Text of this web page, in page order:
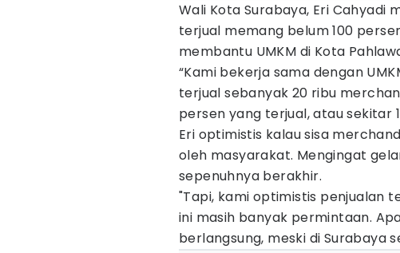
Wali Kota Surabaya, Eri Cahyadi
terjual memang belum 100
membantu UMKM di Kota
“Kami bekerja sama dengan
terjual sebanyak 20 ribu
persen yang terjual, atau sekitar
Eri optimistis kalau sisa
oleh masyarakat. Mengingat
sepenuhnya berakhir.
"Tapi, kami optimistis penjualan
ini masih banyak permintaan.
berlangsung, meski di Surabaya